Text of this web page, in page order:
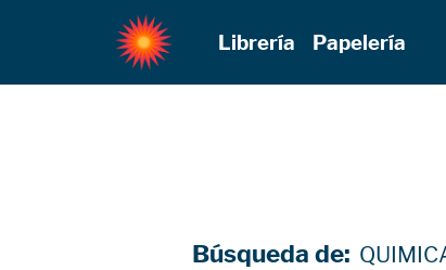
Librería Papelería
Búsqueda de: